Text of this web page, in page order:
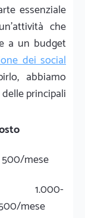
essenziale
che
a un budget
dei social
abbiamo
principali
mese
1.000-
mese